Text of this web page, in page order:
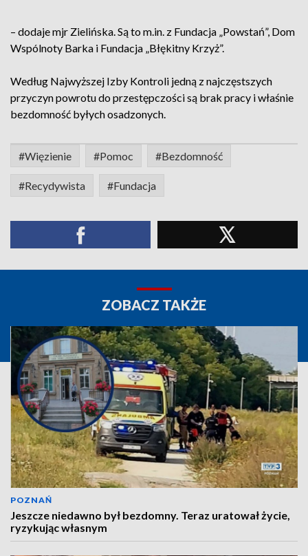
– dodaje mjr Zielińska. Są to m.in. z Fundacja „Powstań”, Dom
Wspólnoty Barka i Fundacja „Błękitny Krzyż”.
Według Najwyższej Izby Kontroli jedną z najczęstszych
przyczyn powrotu do przestępczości są brak pracy i właśnie
bezdomność byłych osadzonych.
#Więzienie #Pomoc #Bezdomność
#Recydywista #Fundacja
ZOBACZ TAKŻE
POZNAŃ
Jeszcze niedawno był bezdomny. Teraz uratował życie,
ryzykując własnym